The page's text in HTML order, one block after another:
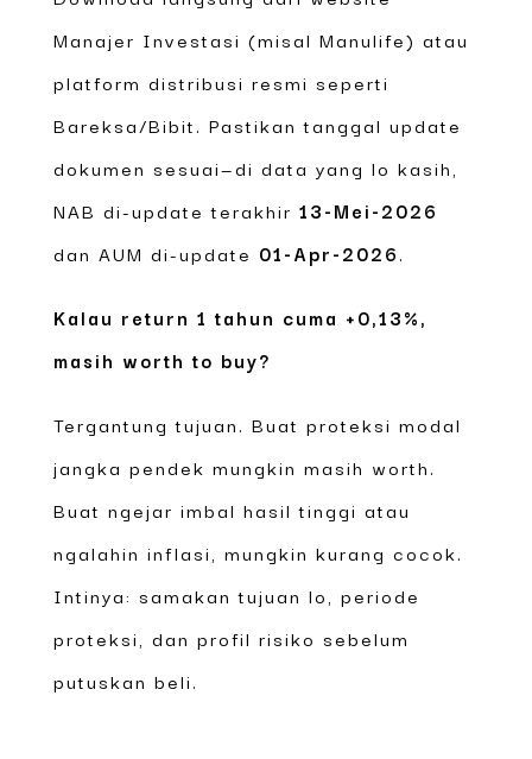
Manajer Investasi (misal Manulife) atau
platform distribusi resmi seperti
Bareksa/Bibit. Pastikan tanggal update
dokumen sesuai—di data yang lo kasih,
NAB di-update terakhir 13-Mei-2026
dan AUM di-update 01-Apr-2026.
Kalau return 1 tahun cuma +0,13%,
masih worth to buy?
Tergantung tujuan. Buat proteksi modal
jangka pendek mungkin masih worth.
Buat ngejar imbal hasil tinggi atau
ngalahin inflasi, mungkin kurang cocok.
Intinya: samakan tujuan lo, periode
proteksi, dan profil risiko sebelum
putuskan beli.